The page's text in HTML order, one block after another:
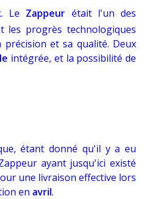
. Le Zappeur était l'un des
progrès technologiques
et sa qualité. Deux
intégrée, et la possibilité de
étant donné qu'il y a eu
ayant jusqu'ici existé
une livraison effective lors
en avril.